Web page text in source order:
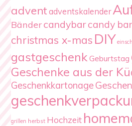
advent adventskalender
Bändercandybarcandy bar
christmas x-mas DIY
gastgeschenk Geburtstag
Geschenke aus der
Geschenkkartonage
grillen herbst Hochzeit